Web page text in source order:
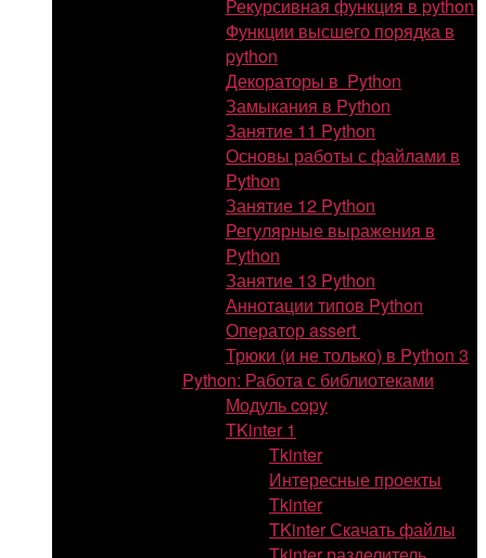
Рекурсивная функция в python
Функции высшего порядка в
python
Декораторы в Python
Замыкания в Python
Занятие 11 Python
Основы работы с файлами в
Python
Занятие 12 Python
Регулярные выражения в
Python
Занятие 13 Python
Аннотации типов Python
Оператор assert
Трюки (и не только) в Python 3
Python: Работа с библиотеками
Модуль copy
TKinter 1
Tkinter
Интересные проекты
Tkinter
TKinter Скачать файлы